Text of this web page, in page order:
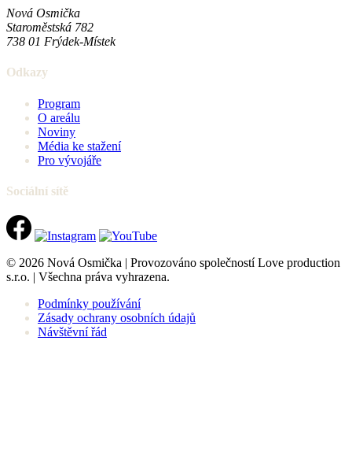
Nová Osmička
Staroměstská 782
738 01 Frýdek-Místek
Odkazy
Program
O areálu
Noviny
Média ke stažení
Pro vývojáře
Sociální sítě
© 2026 Nová Osmička | Provozováno společností Love production
s.r.o. | Všechna práva vyhrazena.
Podmínky používání
Zásady ochrany osobních údajů
Návštěvní řád